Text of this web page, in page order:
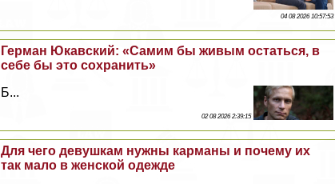
04 08 2026 10:57:53
Герман Юкавский: «Самим бы живым остаться, в
себе бы это сохранить»
Б...
02 08 2026 2:39:15
Для чего дeвyшкам нужны карманы и почему их
так мало в женской одежде